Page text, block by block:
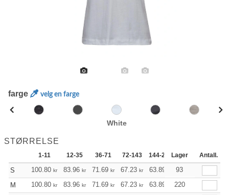
farge velg en farge
White
STØRRELSE
1-11 12-35 36-71 72-143 144-287 288 + Mer
Lager Antall.
S 100.80 kr 83.96 kr 71.69 kr 67.23 kr 63.89 63.33
93
M
100.80 kr 83.96 kr 71.69 kr 67.23 kr 63.89 63.33
220